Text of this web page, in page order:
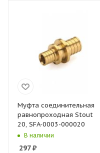
Муфта соединительная
равнопроходная Stout
20, SFA-0003-000020
В наличии
297₽